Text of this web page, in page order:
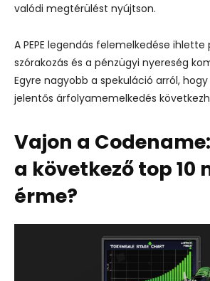
valódi megtérülést nyújtson.
A PEPE legendás felemelkedése ihlette
szórakozás és a pénzügyi nyereség
Egyre nagyobb a spekuláció arról,
jelentős árfolyamemelkedés
Vajon a
a következő top 10
érme?